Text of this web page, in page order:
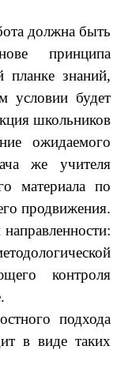
должна быть
принципа
планке знаний,
условии будет
школьников
ожидаемого
же учителя
материала по
продвижения.
контроля
подхода
в виде таких